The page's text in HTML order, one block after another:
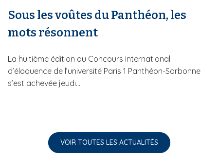
Sous les voûtes du Panthéon, les
mots résonnent
La huitième édition du Concours international
d’éloquence de l’université Paris 1 Panthéon-Sorbonne
s’est achevée jeudi...
VOIR TOUTES LES ACTUALITÉS